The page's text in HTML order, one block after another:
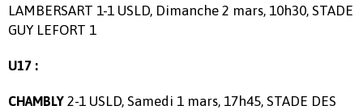
LAMBERSART 1-1 USLD, Dimanche 2 mars, 10h30, STADE
GUY LEFORT 1
U17 :
CHAMBLY 2-1 USLD, Samedi 1 mars, 17h45, STADE DES